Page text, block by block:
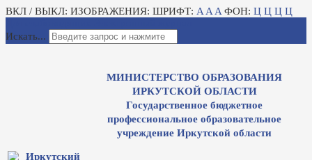
ВКЛ / ВЫКЛ: ИЗОБРАЖЕНИЯ: ШРИФТ: A A A ФОН: Ц Ц Ц Ц
Искать...
МИНИСТЕРСТВО ОБРАЗОВАНИЯ
ИРКУТСКОЙ ОБЛАСТИ
Государственное бюджетное
профессиональное образовательное
учреждение Иркутской области